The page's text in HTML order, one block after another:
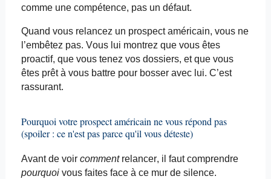
comme une compétence, pas un défaut.
Quand vous relancez un prospect américain, vous ne
l’embêtez pas. Vous lui montrez que vous êtes
proactif, que vous tenez vos dossiers, et que vous
êtes prêt à vous battre pour bosser avec lui. C’est
rassurant.
Pourquoi votre prospect américain ne vous répond pas
(spoiler : ce n'est pas parce qu'il vous déteste)
Avant de voir commentrelancer, il faut comprendre
pourquoivous faites face à ce mur de silence.